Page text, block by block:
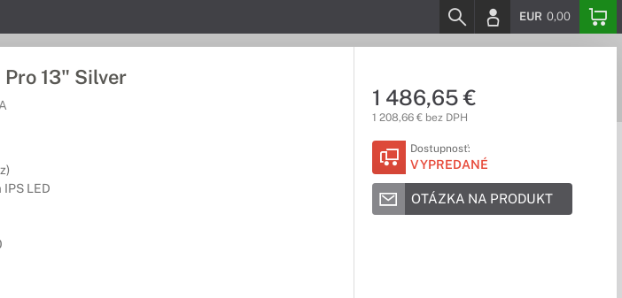
EUR 0,00
13" Silver
LED
1 486,65 €
1 208,66 € bez DPH
Dostupnosť:
VYPREDANÉ
OTÁZKA NA PRODUKT